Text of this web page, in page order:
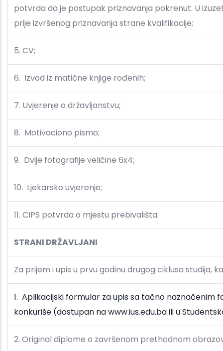
potvrda da je postupak priznavanja pokrenut. U
prije izvršenog priznavanja strane kvalifikacije;
5. CV;
6. Izvod iz matične knjige rođenih;
7. Uvjerenje o državljanstvu;
8. Motivaciono pismo;
9. Dvije fotografije veličine 6x4;
10. Ljekarsko uvjerenje;
11. CIPS potvrda o mjestu prebivališta.
STRANI DRŽAVLJANI
Za prijem i upis u prvu godinu drugog ciklusa studija,
1. Aplikacijski formular za upis sa tačno naznačenim
konkuriše (dostupan na www.ius.edu.ba ili u
2. Original diplome o završenom prethodnom